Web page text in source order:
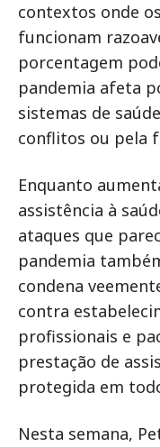
contextos onde
funcionam
porcentagem
pandemia afeta
sistemas de
conflitos ou pela
Enquanto
assistência à
ataques que
pandemia
condena
contra
profissionais e
prestação de
protegida em
Nesta semana,